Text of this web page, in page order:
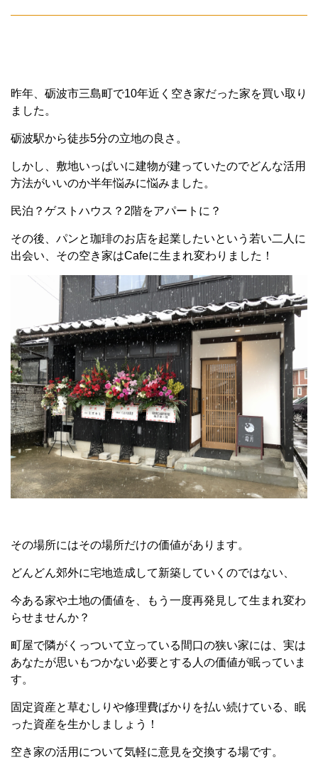
昨年、砺波市三島町で10年近く空き家だった家を買い取り
ました。
砺波駅から徒歩5分の立地の良さ。
しかし、敷地いっぱいに建物が建っていたのでどんな活用
方法がいいのか半年悩みに悩みました。
民泊？ゲストハウス？2階をアパートに？
その後、パンと珈琲のお店を起業したいという若い二人に
出会い、その空き家はCafeに生まれ変わりました！
その場所にはその場所だけの価値があります。
どんどん郊外に宅地造成して新築していくのではない、
今ある家や土地の価値を、もう一度再発見して生まれ変わ
らせませんか？
町屋で隣がくっついて立っている間口の狭い家には、実は
あなたが思いもつかない必要とする人の価値が眠っていま
す。
固定資産と草むしりや修理費ばかりを払い続けている、眠
った資産を生かしましょう！
空き家の活用について気軽に意見を交換する場です。